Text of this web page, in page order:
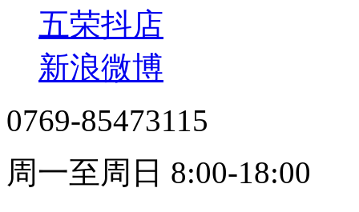
五荣抖店
新浪微博
0769-85473115
周一至周日 8:00-18:00